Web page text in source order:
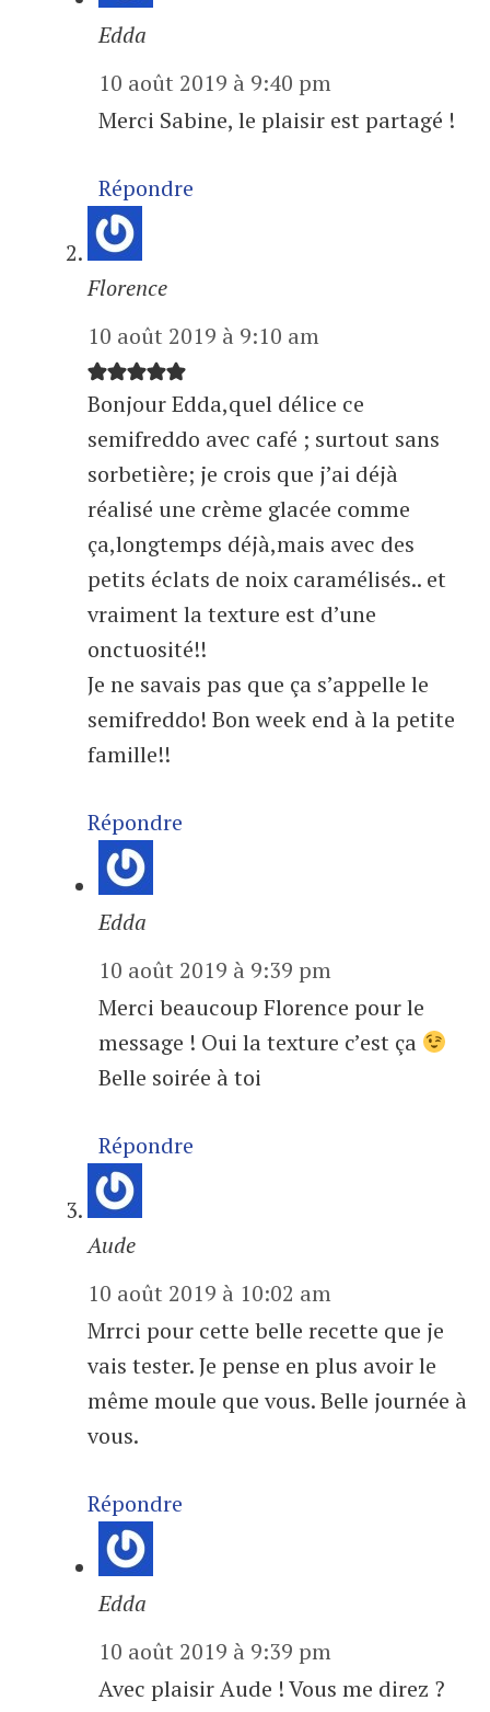
Edda
10 août 2019 à 9:40 pm
Merci Sabine, le plaisir est partagé !
Répondre
Florence
10 août 2019 à 9:10 am
Bonjour Edda,quel délice ce
semifreddo avec café ; surtout sans
sorbetière; je crois que j’ai déjà
réalisé une crème glacée comme
ça,longtemps déjà,mais avec des
petits éclats de noix caramélisés.. et
vraiment la texture est d’une
onctuosité!!
Je ne savais pas que ça s’appelle le
semifreddo! Bon week end à la petite
famille!!
Répondre
Edda
10 août 2019 à 9:39 pm
Merci beaucoup Florence pour le
message ! Oui la texture c’est ça
Belle soirée à toi
Répondre
Aude
10 août 2019 à 10:02 am
Mrrci pour cette belle recette que je
vais tester. Je pense en plus avoir le
même moule que vous. Belle journée à
vous.
Répondre
Edda
10 août 2019 à 9:39 pm
Avec plaisir Aude ! Vous me direz ?